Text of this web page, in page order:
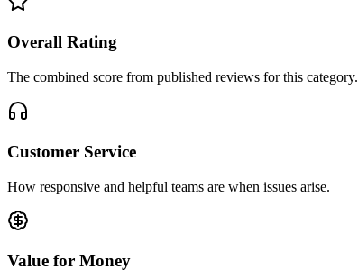
Overall Rating
The combined score from published reviews for this category.
Customer Service
How responsive and helpful teams are when issues arise.
Value for Money